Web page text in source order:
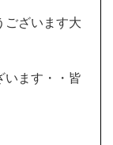
ございます大
います・・皆